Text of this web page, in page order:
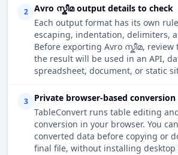
2
Avro സ്കീമ output details to check
Each output format has its own
escaping, indentation, delimiters,
Before exporting Avro സ്കീമ,
the result will be used in an API,
spreadsheet, document, or static
3
Private browser-based conversion
TableConvert runs table editing
conversion in your browser. You
converted data before copying or
final file, without installing desktop